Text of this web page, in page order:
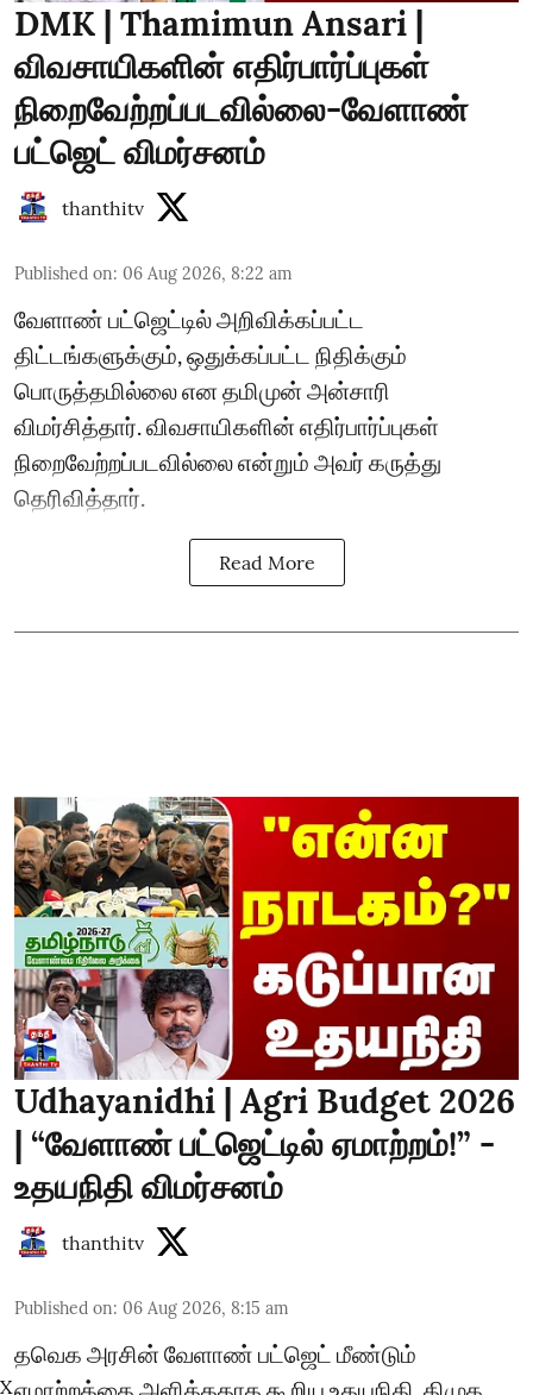
DMK | Thamimun Ansari |
விவசாயிகளின் எதிர்பார்ப்புகள்
நிறைவேற்றப்படவில்லை-வேளாண்
பட்ஜெட் விமர்சனம்
thanthitv
Published on: 06 Aug 2026, 8:22 am
வேளாண் பட்ஜெட்டில் அறிவிக்கப்பட்ட
திட்டங்களுக்கும், ஒதுக்கப்பட்ட நிதிக்கும்
பொருத்தமில்லை என தமிமுன் அன்சாரி
விமர்சித்தார். விவசாயிகளின் எதிர்பார்ப்புகள்
நிறைவேற்றப்படவில்லை என்றும் அவர் கருத்து
தெரிவித்தார்.
Read More
Udhayanidhi | Agri Budget 2026
| “வேளாண் பட்ஜெட்டில் ஏமாற்றம்!” -
உதயநிதி விமர்சனம்
thanthitv
Published on: 06 Aug 2026, 8:15 am
தவெக அரசின் வேளாண் பட்ஜெட் மீண்டும்
ஏமாற்றத்தை அளித்ததாக கூறிய உதயநிதி, திமுக
X